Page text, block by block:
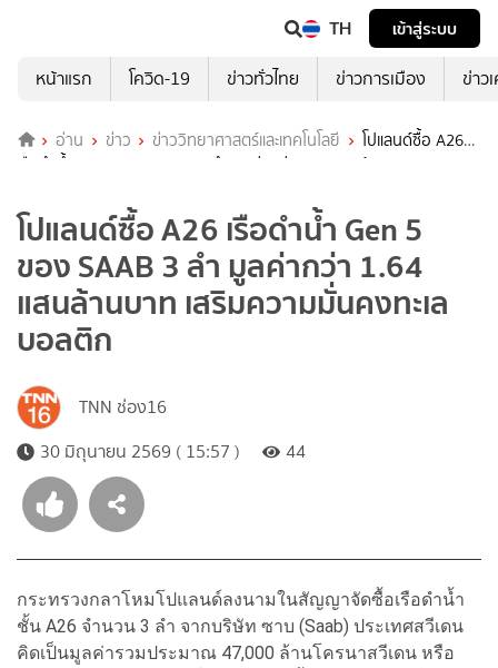
TH
เข้าสู่ระบบ
หน้าแรก
โควิด-19 ข่าวทั่วไทย ข่าวการเมือง ข่าว
อ่าน ข่าว ข่าววิทยาศาสตร์และเทคโนโลยี
โปแลนด์ซื้อ A26
เรือดำน้ำ Gen 5 ของ SAAB 3 ลำ มูลค่ากว่า 1.64 แสนล้านบาท เสริม
โปแลนด์ซื้อ A26 เรือดำน้ำ Gen 5
ของ SAAB 3 ลำ มูลค่ากว่า 1.64
แสนล้านบาท เสริมความมั่นคงทะเล
บอลติก
TNN ช่อง16
30 มิถุนายน 2569 ( 15:57 )
44
กระทรวงกลาโหมโปแลนด์ลงนามในสัญญาจัดซื้อเรือดำน้ำ
ชั้น A26 จำนวน 3 ลำ จากบริษัท ซาบ (Saab) ประเทศสวีเดน
คิดเป็นมูลค่ารวมประมาณ 47,000 ล้านโครนาสวีเดน หรือ